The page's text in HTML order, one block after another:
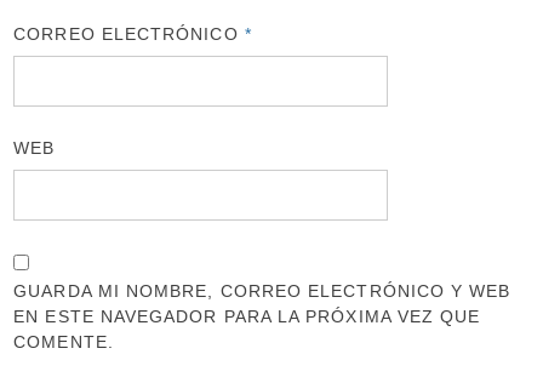
CORREO ELECTRÓNICO *
WEB
GUARDA MI NOMBRE, CORREO ELECTRÓNICO Y WEB
EN ESTE NAVEGADOR PARA LA PRÓXIMA VEZ QUE
COMENTE.